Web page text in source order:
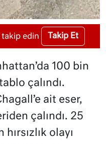
takip edin Takip Et
100 bin
çalındı.
ait eser,
çalındı. 25
olayı